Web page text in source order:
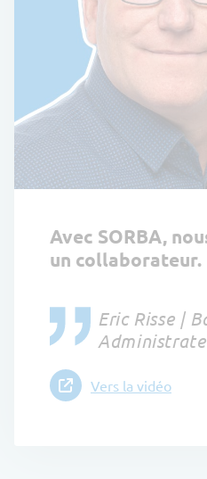
Avec SORBA,
un collaborateur.
Eric Risse |
Vers la vidéo